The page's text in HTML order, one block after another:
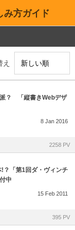
み方ガイド
え
？ 「縦書きWebデザ
8 Jan 2016
2258 PV
？「第1回ダ・ヴィンチ
中
15 Feb 2011
395 PV